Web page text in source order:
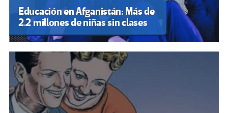
Educación en Afganistán: Más de
2.2 millones de niñas sin clases